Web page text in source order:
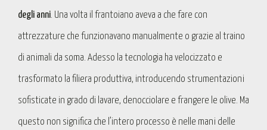
degli anni. Una volta il frantoiano aveva a che fare con
attrezzature che funzionavano manualmente o grazie al traino
di animali da soma. Adesso la tecnologia ha velocizzato e
trasformato la filiera produttiva, introducendo strumentazioni
sofisticate in grado di lavare, denocciolare e frangere le olive. Ma
questo non significa che l’intero processo è nelle mani delle